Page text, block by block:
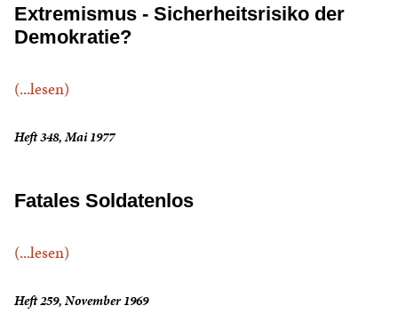
Extremismus - Sicherheitsrisiko der
Demokratie?
(...lesen)
Heft 348, Mai 1977
Fatales Soldatenlos
(...lesen)
Heft 259, November 1969